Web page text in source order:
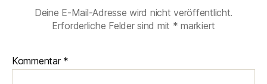
Deine E-Mail-Adresse wird nicht veröffentlicht.
Erforderliche Felder sind mit * markiert
Kommentar *